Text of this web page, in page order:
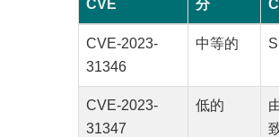
CVE
分
CVE-2023-
31346
中等的
CVE-2023-
31347
低的